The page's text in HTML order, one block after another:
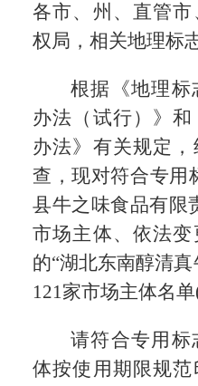
各市、州、直管
权局，相关地理标
根据《地理标
办法（试行）》
办法》有关规定
查，现对符合专用
县牛之味食品有限
市场主体、依法
的“湖北东南醇清
121家市场主体名
请符合专用标
体按使用期限规范